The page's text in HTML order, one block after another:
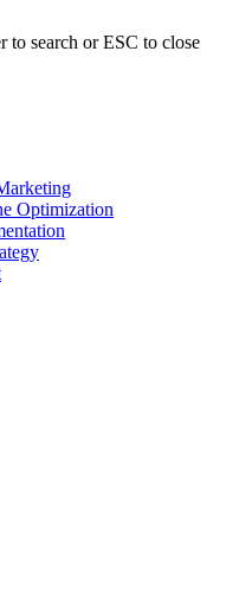
to search or ESC to close
Optimization